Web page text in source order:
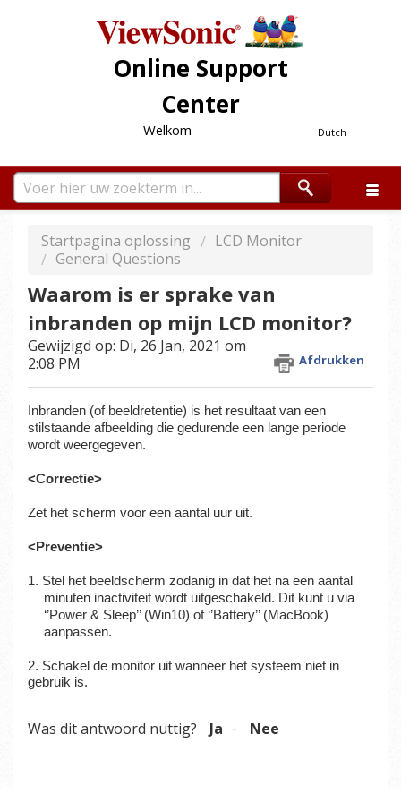
Online Support
Center
Dutch
Welkom
Startpagina oplossing
LCD Monitor
General Questions
Waarom is er sprake van
inbranden op mijn LCD monitor?
Afdrukken
Gewijzigd op: Di, 26 Jan, 2021 om
2:08 PM
Inbranden (of beeldretentie) is het resultaat van een
stilstaande afbeelding die gedurende een lange periode
wordt weergegeven.
<Correctie>
Zet het scherm voor een aantal uur uit.
<Preventie>
1. Stel het beeldscherm zodanig in dat het na een aantal
minuten inactiviteit wordt uitgeschakeld. Dit kunt u via
‘’Power & Sleep’’ (Win10) of ‘’Battery’’ (MacBook)
aanpassen.
2. Schakel de monitor uit wanneer het systeem niet in
gebruik is.
Was dit antwoord nuttig? Ja Nee